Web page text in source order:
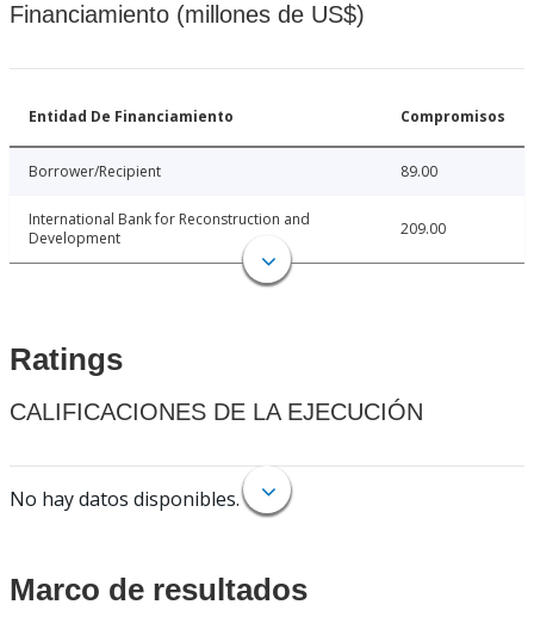
Financiamiento (millones de US$)
Entidad De Financiamiento Compromisos
Borrower/Recipient 89.00
International Bank for Reconstruction and
Development
209.00
Ratings
CALIFICACIONES DE LA EJECUCIÓN
No hay datos disponibles.
Marco de resultados